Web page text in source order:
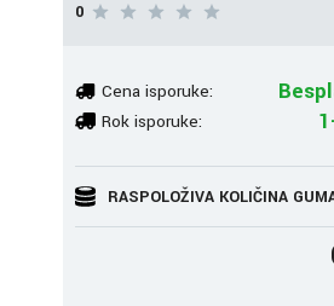
0
Cena isporuke:
Rok isporuke:
RASPOLOŽIVA KOLIČINA